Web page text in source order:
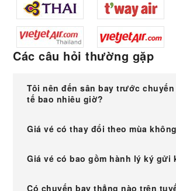
Các câu hỏi thường gặp
Tôi nên đến sân bay trước
tế bao nhiêu giờ?
Giá vé có thay đổi theo mùa
Giá vé có bao gồm hành lý ký gửi
Có chuyến bay thẳng nào trên